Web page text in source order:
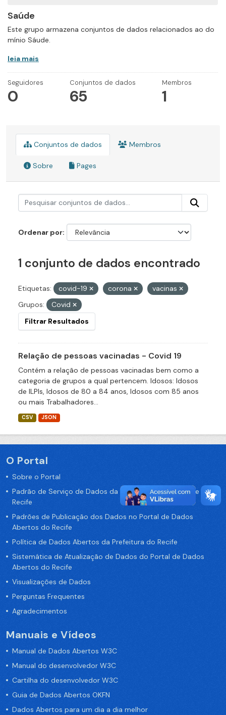
Saúde
Este grupo armazena conjuntos de dados relacionados ao do
mínio Sáude.
leia mais
Seguidores
0
Conjuntos de dados
65
Membros
1
Conjuntos de dados Membros
Sobre Pages
Ordenar por
1 conjunto de dados encontrado
Etiquetas: covid-19 corona
vacinas
Grupos:
Covid
Filtrar Resultados
Relação de pessoas vacinadas - Covid 19
Contém a relação de pessoas vacinadas bem como a
categoria de grupos a qual pertencem. Idosos: Idosos
de ILPIs, Idosos de 80 a 84 anos, Idosos com 85 anos
ou mais Trabalhadores...
CSV JSON
O Portal
Sobre o Portal
Padrão de Serviço de Dados da Prefeitura da Cidade de
Recife
Padrões de Publicação dos Dados no Portal de Dados
Abertos do Recife
Política de Dados Abertos da Prefeitura do Recife
Sistemática de Atualização de Dados do Portal de Dados
Abertos do Recife
Visualizações de Dados
Perguntas Frequentes
Agradecimentos
Manuais e Vídeos
Manual de Dados Abertos W3C
Manual do desenvolvedor W3C
Cartilha do desenvolvedor W3C
Guia de Dados Abertos OKFN
Dados Abertos para um dia a dia melhor